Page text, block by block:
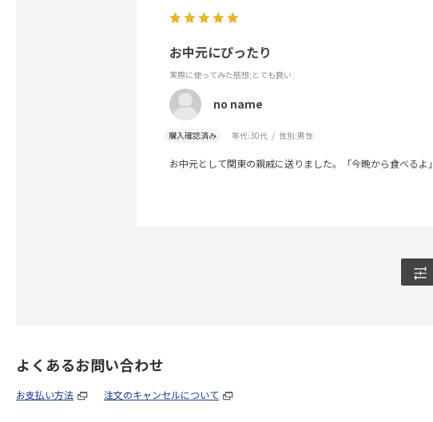
お中元にぴったり
実際に使ってみた感想:とても良い
no name
購入確認済み 年代:30代 性別:男性
お中元として関東の親戚に送りました。「今晩から食べるよ
よくあるお問い合わせ
お支払い方法 注文のキャンセルについて